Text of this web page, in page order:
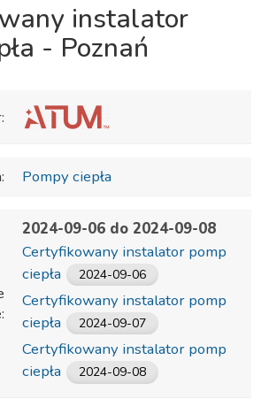
instalator
- Poznań
Pompy ciepła
2024-09-06 do 2024-09-08
Certyfikowany instalator pomp
ciepła
2024-09-06
Certyfikowany instalator pomp
ciepła
2024-09-07
Certyfikowany instalator pomp
ciepła
2024-09-08